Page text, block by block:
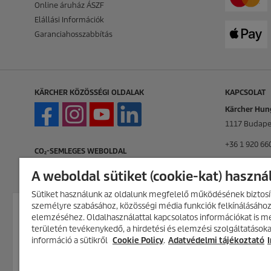
AKCIÓS TERMÉKEK
Fedezd fel folyamatosan frissülő
kínálatunkat, és találd meg a legjobb
ajánlatokat.
Online áruház ÁSZF
Elállási Információk
Garanciahosszabbítás
KÄRCHER KÖZÖSSÉGI OLDALAK
CO₂-SEMLEGES WEBOLDAL
KAPCSOLAT
Kärcher
1117
+36 1 920
Keress
A weboldal sütiket (cookie-kat)
Sütiket használunk az oldalunk megfelelő működésének
személyre szabásához, közösségi média funkciók
elemzéséhez. Oldalhasználattal kapcsolatos információkat is
területén tevékenykedő, a hirdetési és elemzési
információ a sütikről Cookie Policy. Adatvédelmi tájékoztató